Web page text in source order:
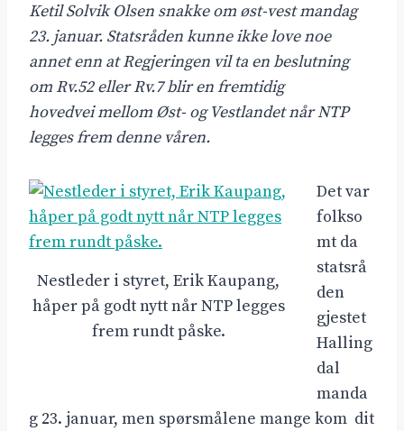
Ketil Solvik Olsen snakke om øst-vest mandag
23. januar. Statsråden kunne ikke love noe
annet enn at Regjeringen vil ta en beslutning
om Rv.52 eller Rv.7 blir en fremtidig
hovedvei mellom Øst- og Vestlandet når NTP
legges frem denne våren.
Nestleder i styret, Erik Kaupang,
håper på godt nytt når NTP legges
frem rundt påske.
Det var
folkso
mt da
statsrå
den
gjestet
Halling
dal
manda
g 23. januar, men spørsmålene mange kom dit